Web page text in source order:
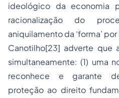
ideológico da economia
racionalização do
aniquilamento da ‘forma’
Canotilho[23] adverte que
simultaneamente: (1) uma
reconhece e garante
proteção ao direito